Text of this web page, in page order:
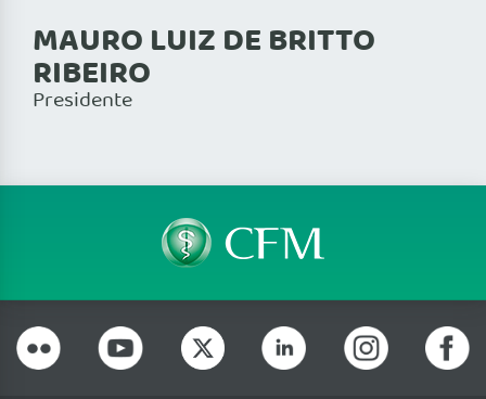
MAURO LUIZ DE BRITTO
RIBEIRO
Presidente